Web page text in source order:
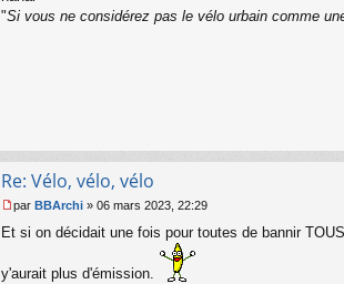
g
e
"Si vous ne considérez pas le vélo urbain comme
Re: Vélo, vélo, vélo
e
par BBArchi » 06 mars 2023, 22:29
Et si on décidait une fois pour toutes de bannir
y'aurait plus d'émission.